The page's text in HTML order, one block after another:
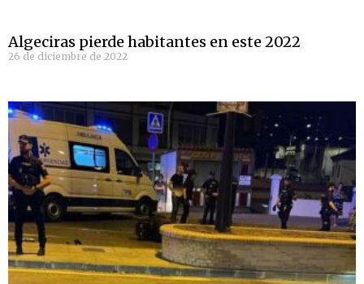
Algeciras pierde habitantes en este 2022
26 de diciembre de 2022